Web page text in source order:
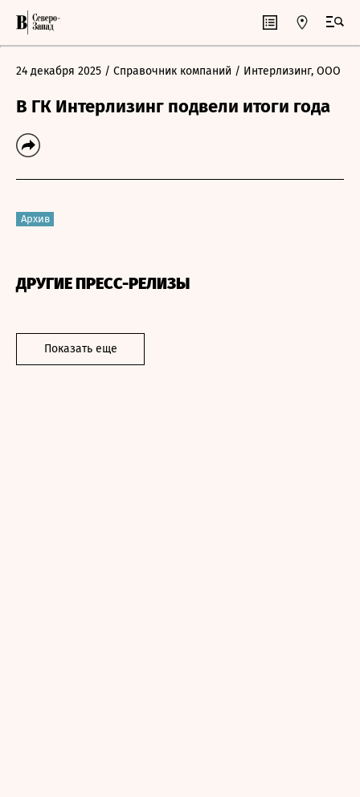
24 декабря 2025 / Справочник компаний / Интерлизинг, ООО
В ГК Интерлизинг подвели итоги года
Архив
ДРУГИЕ ПРЕСС-РЕЛИЗЫ
Показать еще